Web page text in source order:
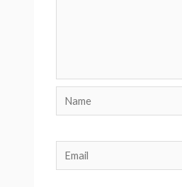
Name
Email